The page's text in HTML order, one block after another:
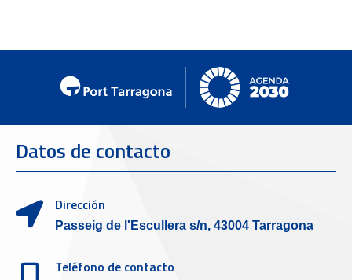
Datos de contacto
Dirección
Passeig de l'Escullera s/n, 43004 Tarragona
Teléfono de contacto